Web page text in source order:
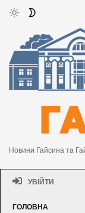
Новини Гайсина та
УВІЙТИ
ГОЛОВНА